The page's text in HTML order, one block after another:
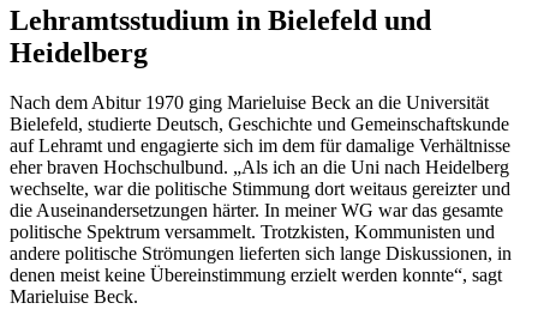
Lehramtsstudium in Bielefeld und
Heidelberg
Nach dem Abitur 1970 ging Marieluise Beck an die Universität
Bielefeld, studierte Deutsch, Geschichte und Gemeinschaftskunde
auf Lehramt und engagierte sich im dem für damalige Verhältnisse
eher braven Hochschulbund. „Als ich an die Uni nach Heidelberg
wechselte, war die politische Stimmung dort weitaus gereizter und
die Auseinandersetzungen härter. In meiner WG war das gesamte
politische Spektrum versammelt. Trotzkisten, Kommunisten und
andere politische Strömungen lieferten sich lange Diskussionen, in
denen meist keine Übereinstimmung erzielt werden konnte“, sagt
Marieluise Beck.